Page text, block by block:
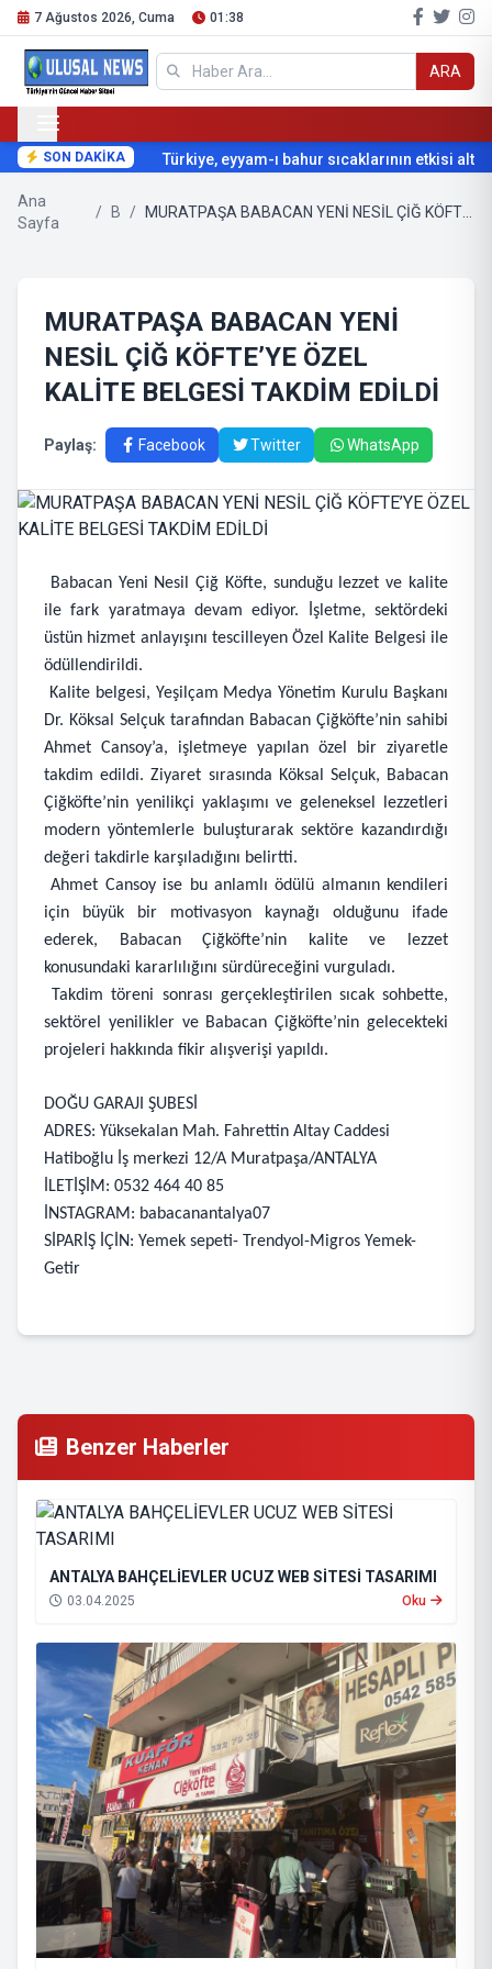
7 Ağustos 2026, Cuma 01:38
ARA
SON DAKİKA Türkiye, eyyam-ı bahur sıcaklarının etkisi
Ana
Sayfa
/ B / MURATPAŞA BABACAN YENİ NESİL ÇİĞ KÖFTE’YE ÖZEL KALİTE BELGESİ TAKDİM EDİLDİ
MURATPAŞA BABACAN YENİ
NESİL ÇİĞ KÖFTE’YE ÖZEL
KALİTE BELGESİ TAKDİM EDİLDİ
Paylaş: Facebook Twitter WhatsApp
Babacan Yeni Nesil Çiğ Köfte, sunduğu lezzet ve kalite
ile fark yaratmaya devam ediyor. İşletme, sektördeki
üstün hizmet anlayışını tescilleyen Özel Kalite Belgesi ile
ödüllendirildi.
Kalite belgesi, Yeşilçam Medya Yönetim Kurulu Başkanı
Dr. Köksal Selçuk tarafından Babacan Çiğköfte’nin sahibi
Ahmet Cansoy’a, işletmeye yapılan özel bir ziyaretle
takdim edildi. Ziyaret sırasında Köksal Selçuk, Babacan
Çiğköfte’nin yenilikçi yaklaşımı ve geleneksel lezzetleri
modern yöntemlerle buluşturarak sektöre kazandırdığı
değeri takdirle karşıladığını belirtti.
Ahmet Cansoy ise bu anlamlı ödülü almanın kendileri
için büyük bir motivasyon kaynağı olduğunu ifade
ederek, Babacan Çiğköfte’nin kalite ve lezzet
konusundaki kararlılığını sürdüreceğini vurguladı.
Takdim töreni sonrası gerçekleştirilen sıcak sohbette,
sektörel yenilikler ve Babacan Çiğköfte’nin gelecekteki
projeleri hakkında fikir alışverişi yapıldı.
DOĞU GARAJI ŞUBESİ
ADRES: Yüksekalan Mah. Fahrettin Altay Caddesi
Hatiboğlu İş merkezi 12/A Muratpaşa/ANTALYA
İLETİŞİM: 0532 464 40 85
İNSTAGRAM: babacanantalya07
SİPARİŞ İÇİN: Yemek sepeti- Trendyol-Migros Yemek-
Getir
Benzer Haberler
ANTALYA BAHÇELİEVLER UCUZ WEB SİTESİ TASARIMI
03.04.2025 Oku